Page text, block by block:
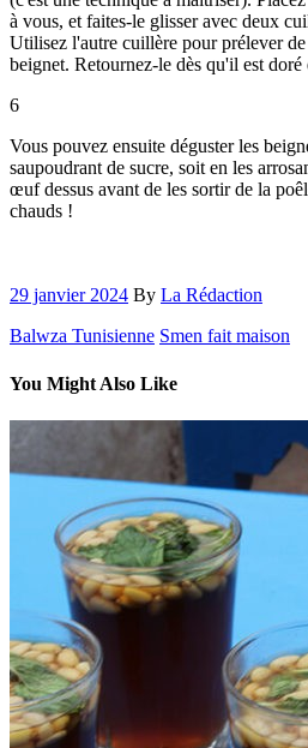
à vous, et faites-le glisser avec deux
Utilisez l'autre cuillère pour prélever
beignet. Retournez-le dès qu'il est doré
6
Vous pouvez ensuite déguster les
saupoudrant de sucre, soit en les
œuf dessus avant de les sortir de la
chauds !
29 janvier 2024 By La Rédaction
Balwza Tunisienne Smen fait maison
You Might Also Like